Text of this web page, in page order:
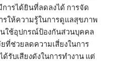
ารได้ยินที่ลดลงได้ การจัด
รให้ความรู้ในการดูแลสุขภาพ
ใช้อุปกรณ์ป้องกันส่วนบุคคล
ที่ช่วยลดความเสี่ยงในการ
รับเสียงดังในการทำงาน แต่